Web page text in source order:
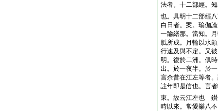
法者。十二部經。
也。具明十二部經
白日者。案。瑜伽
一踰繕那。當知。
胝所成。月輪以水
行速及與不定。又
明。復於二洲。倶
出。於一夜半。於
言余昔在江左等者
註年即是信也。言
東。故云江左也 鑚
時以來。常愛樂八